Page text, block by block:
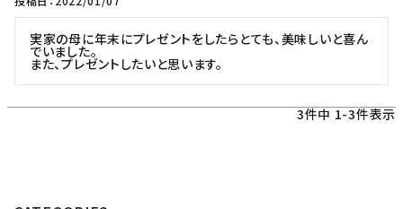
実家の母に年末にプレゼントをしたらとても、美味しいと喜ん
でいました。
また、プレゼントしたいと思います。
3件中 1-3件表示